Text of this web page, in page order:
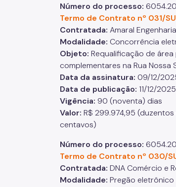
Número do processo:
Termo de Contrato nº 031/
Contratada: Amaral
Modalidade: Concorrência
Objeto: Requalificação de
complementares na Rua Nossa
Data da assinatura: 09/12/
Data de publicação: 11/12/2025
Vigência: 90 (noventa) dias
Valor: R$ 299.974,95
centavos)
Número do processo:
Termo de Contrato nº 030/
Contratada: DNA Comércio e
Modalidade: Pregão eletrônico